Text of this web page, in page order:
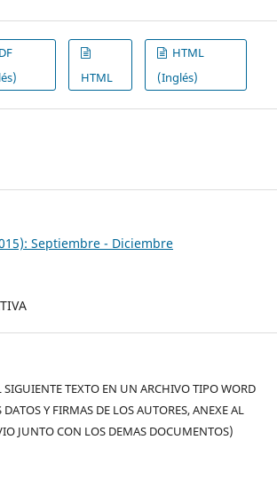
HTML
HTML
(Inglés)
Septiembre - Diciembre
SIGUIENTE TEXTO EN UN ARCHIVO TIPO WORD
Y FIRMAS DE LOS AUTORES, ANEXE AL
JUNTO CON LOS DEMAS DOCUMENTOS)